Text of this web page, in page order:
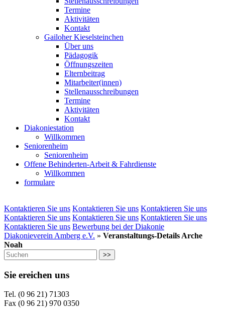
Termine
Aktivitäten
Kontakt
Gailoher Kieselsteinchen
Über uns
Pädagogik
Öffnungszeiten
Elternbeitrag
Mitarbeiter(innen)
Stellenausschreibungen
Termine
Aktivitäten
Kontakt
Diakoniestation
Willkommen
Seniorenheim
Seniorenheim
Offene Behinderten-Arbeit & Fahrdienste
Willkommen
formulare
Kontaktieren Sie uns Kontaktieren Sie uns Kontaktieren Sie uns
Kontaktieren Sie uns Kontaktieren Sie uns Kontaktieren Sie uns
Kontaktieren Sie uns Bewerbung bei der Diakonie
Diakonieverein Amberg e.V. » Veranstaltungs-Details Arche
Noah
>>
Sie ereichen uns
Tel. (0 96 21) 71303
Fax (0 96 21) 970 0350